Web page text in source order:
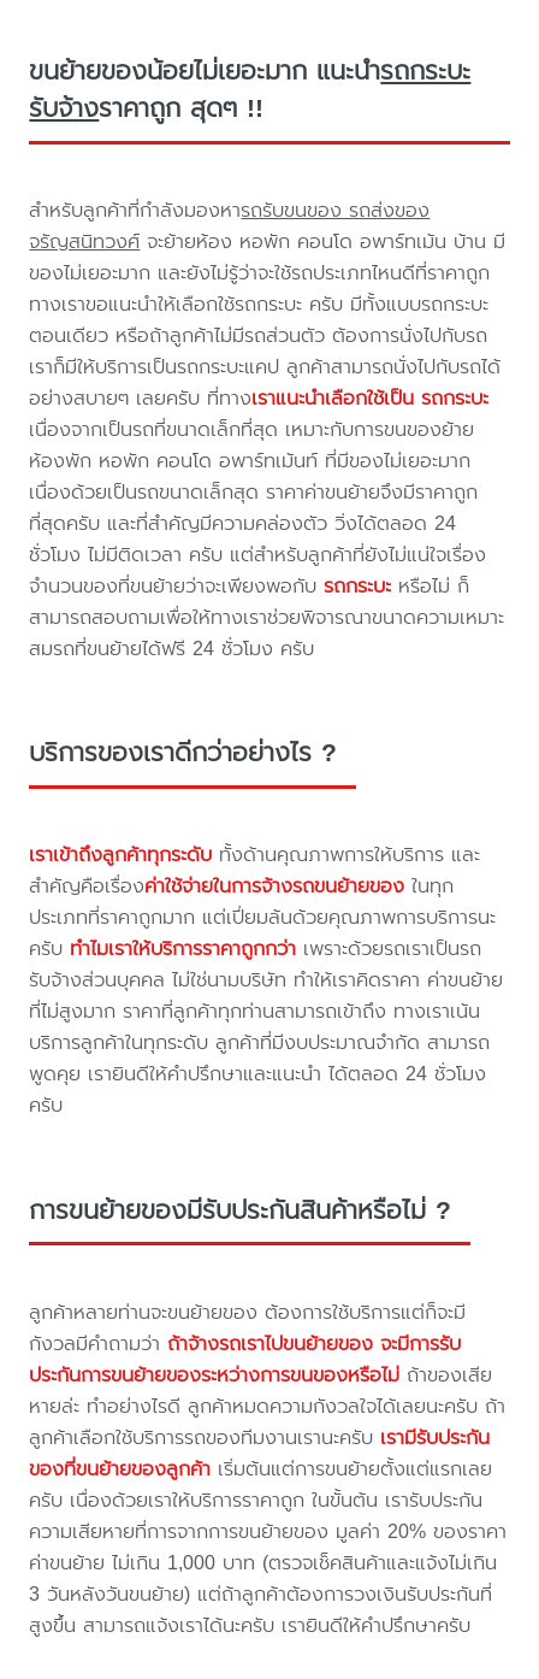
ขนย้ายของน้อยไม่เยอะมาก แนะนำรถกระบะ
รับจ้างราคาถูก สุดๆ !!
สำหรับลูกค้าที่กำลังมองหารถรับขนของ รถส่งของ
จรัญสนิทวงศ์ จะย้ายห้อง หอพัก คอนโด อพาร์ทเม้น บ้าน มี
ของไม่เยอะมาก และยังไม่รู้ว่าจะใช้รถประเภทไหนดีที่ราคาถูก
ทางเราขอแนะนำให้เลือกใช้รถกระบะ ครับ มีทั้งแบบรถกระบะ
ตอนเดียว หรือถ้าลูกค้าไม่มีรถส่วนตัว ต้องการนั่งไปกับรถ
เราก็มีให้บริการเป็นรถกระบะแคป ลูกค้าสามารถนั่งไปกับรถได้
อย่างสบายๆ เลยครับ ที่ทางเราแนะนำเลือกใช้เป็น รถกระบะ
เนื่องจากเป็นรถที่ขนาดเล็กที่สุด เหมาะกับการขนของย้าย
ห้องพัก หอพัก คอนโด อพาร์ทเม้นท์ ที่มีของไม่เยอะมาก
เนื่องด้วยเป็นรถขนาดเล็กสุด ราคาค่าขนย้ายจึงมีราคาถูก
ที่สุดครับ และที่สำคัญมีความคล่องตัว วิ่งได้ตลอด 24
ชั่วโมง ไม่มีติดเวลา ครับ แต่สำหรับลูกค้าที่ยังไม่แน่ใจเรื่อง
จำนวนของที่ขนย้ายว่าจะเพียงพอกับรถกระบะ หรือไม่ ก็
สามารถสอบถามเพื่อให้ทางเราช่วยพิจารณาขนาดความเหมาะ
สมรถที่ขนย้ายได้ฟรี 24 ชั่วโมง ครับ
บริการของเราดีกว่าอย่างไร ?
เราเข้าถึงลูกค้าทุกระดับ ทั้งด้านคุณภาพการให้บริการ และ
สำคัญคือเรื่องค่าใช้จ่ายในการจ้างรถขนย้ายของ ในทุก
ประเภทที่ราคาถูกมาก แต่เปี่ยมล้นด้วยคุณภาพการบริการนะ
ครับ ทำไมเราให้บริการราคาถูกกว่า เพราะด้วยรถเราเป็นรถ
รับจ้างส่วนบุคคล ไม่ใช่นามบริษัท ทำให้เราคิดราคา ค่าขนย้าย
ที่ไม่สูงมาก ราคาที่ลูกค้าทุกท่านสามารถเข้าถึง ทางเราเน้น
บริการลูกค้าในทุกระดับ ลูกค้าที่มีงบประมาณจำกัด สามารถ
พูดคุย เรายินดีให้คำปรึกษาและแนะนำ ได้ตลอด 24 ชั่วโมง
ครับ
การขนย้ายของมีรับประกันสินค้าหรือไม่ ?
ลูกค้าหลายท่านจะขนย้ายของ ต้องการใช้บริการแต่ก็จะมี
กังวลมีคำถามว่า ถ้าจ้างรถเราไปขนย้ายของ จะมีการรับ
ประกันการขนย้ายของระหว่างการขนของหรือไม่ ถ้าของเสีย
หายล่ะ ทำอย่างไรดี ลูกค้าหมดความกังวลใจได้เลยนะครับ ถ้า
ลูกค้าเลือกใช้บริการรถของทีมงานเรานะครับ เรามีรับประกัน
ของที่ขนย้ายของลูกค้า เริ่มต้นแต่การขนย้ายตั้งแต่แรกเลย
ครับ เนื่องด้วยเราให้บริการราคาถูก ในขั้นต้น เรารับประกัน
ความเสียหายที่การจากการขนย้ายของ มูลค่า 20% ของราคา
ค่าขนย้าย ไม่เกิน 1,000 บาท (ตรวจเช็คสินค้าและแจ้งไม่เกิน
3 วันหลังวันขนย้าย) แต่ถ้าลูกค้าต้องการวงเงินรับประกันที่
สูงขึ้น สามารถแจ้งเราได้นะครับ เรายินดีให้คำปรึกษาครับ